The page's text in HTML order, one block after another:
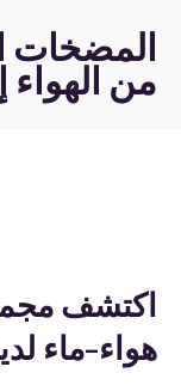
المضخات
من الهواء
اكتشف
هواء-ماء